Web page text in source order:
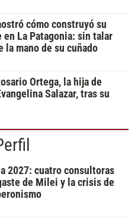
cómo construyó su
en La Patagonia: sin talar
la mano de su cuñado
Ortega, la hija de
Salazar, tras su
2027: cuatro consultoras
de Milei y la crisis de